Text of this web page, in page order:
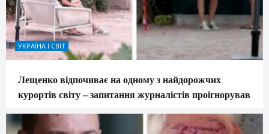
УКРАЇНА І СВІТ
Лещенко відпочиває на одному з найдорожчих
курортів світу – запитання журналістів проігнорував